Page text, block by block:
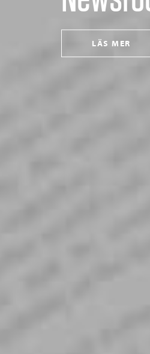
LÄS MER